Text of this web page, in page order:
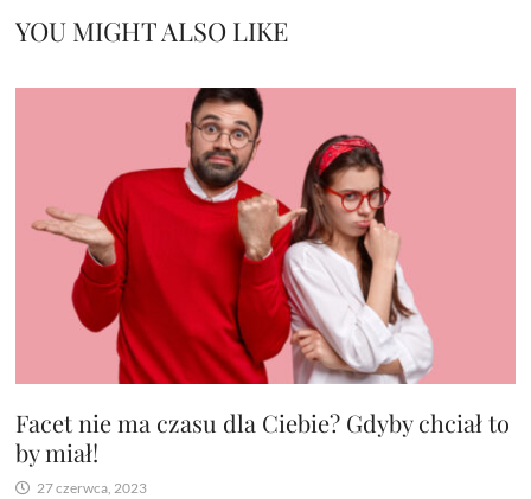
YOU MIGHT ALSO LIKE
Facet nie ma czasu dla Ciebie? Gdyby chciał to
by miał!
27 czerwca, 2023